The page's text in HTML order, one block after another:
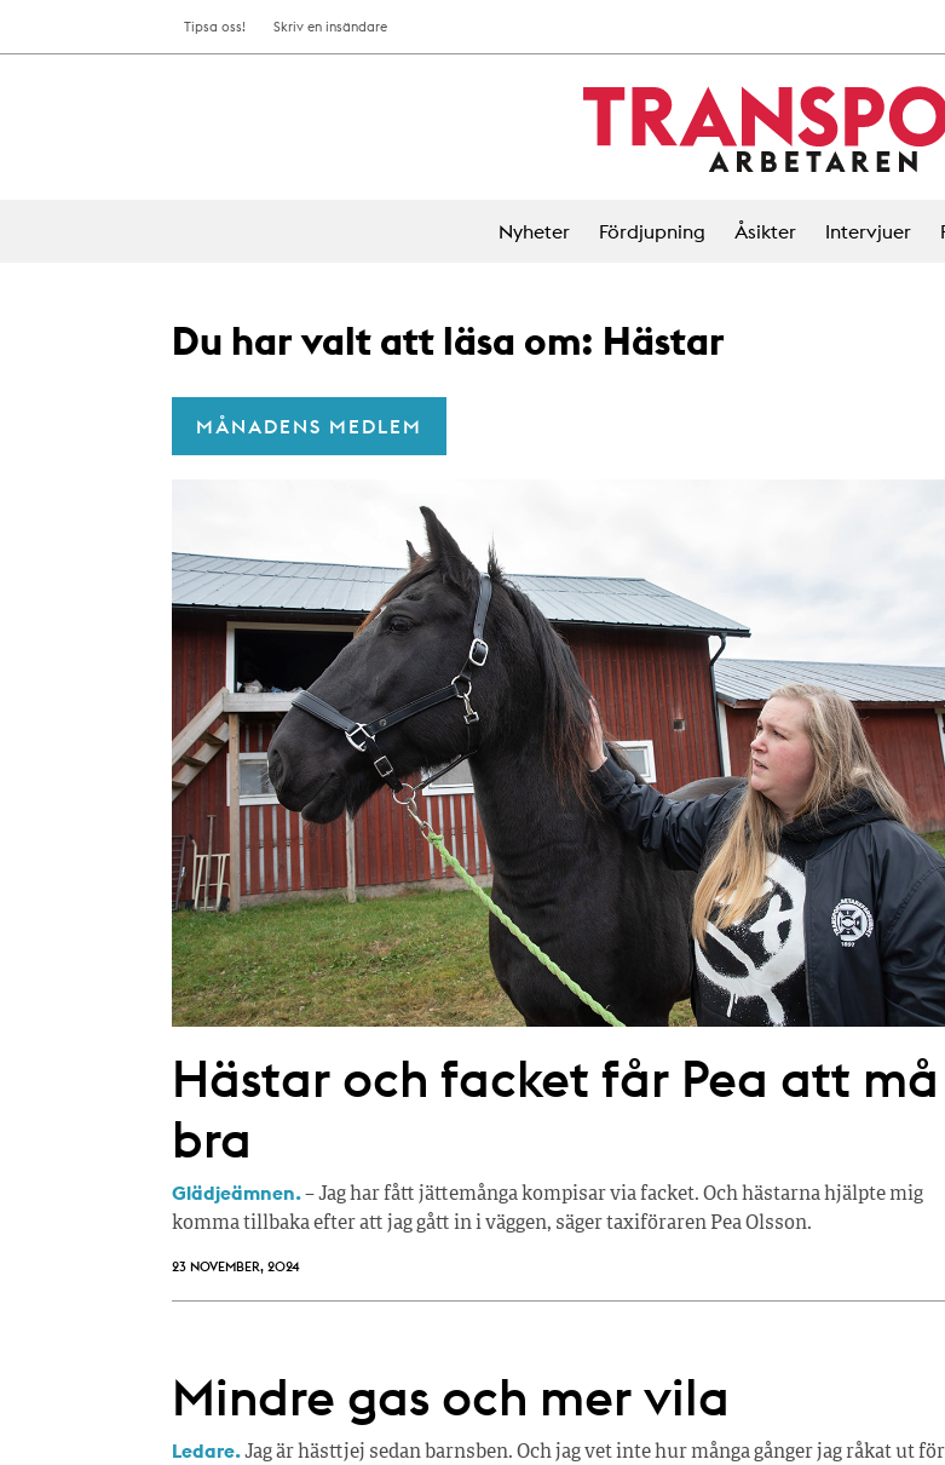
Tipsa oss! Skriv en insändare
Nyheter Fördjupning Åsikter Intervjuer
Du har valt att läsa om: Hästar
MÅNADENS MEDLEM
Hästar och facket får Pea att må
bra
Glädjeämnen.– Jag har fått jättemånga kompisar via facket. Och hästarna hjälpte mig
komma tillbaka efter att jag gått in i väggen, säger taxiföraren Pea Olsson.
23 NOVEMBER, 2024
Mindre gas och mer vila
Ledare.Jag är hästtjej sedan barnsben. Och jag vet inte hur många gånger jag råkat ut för